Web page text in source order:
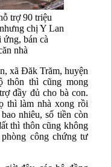
trợ 90 triệu
chị Y Lan
ứng, bán cà
nhà
xã Đăk Trăm, huyện
thì cũng mong
đầy đủ cho bà con.
thì làm nhà xong rồi
nhiêu, số tiền còn
thì thôn cũng không
công chứng tư